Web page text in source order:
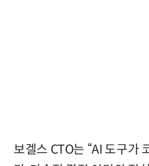
보겔스 CTO는 “AI 도구가